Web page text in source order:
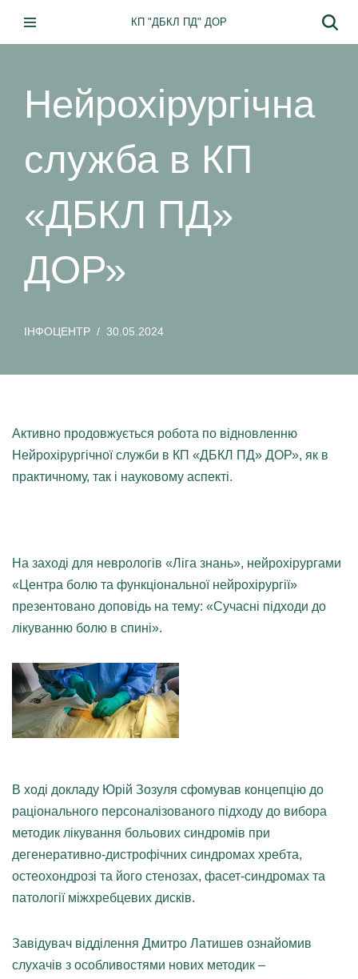
Перейти
вмісту
КП "ДБКЛ ПД" ДОР
Нейрохірургічна
служба в КП
«ДБКЛ ПД»
ДОР»
ІНФОЦЕНТР 30.05.2024
Активно продовжується робота по відновленню
Нейрохірургічної служби в КП «ДБКЛ ПД» ДОР», як в
практичному, так і науковому аспекті.
На заході для неврологів «Ліга знань», нейрохірургами
«Центра болю та функціональної нейрохірургії»
презентовано доповідь на тему: «Сучасні підходи до
лікуванню болю в спині».
В ході докладу Юрій Зозуля сфомував концепцію до
раціонального персоналізованого підходу до вибора
методик лікування больових синдромів при
дегенеративно-дистрофічних синдромах хребта,
остеохондрозі та його стенозах, фасет-синдромах та
патології міжхребцевих дисків.
Завідувач відділення Дмитро Латишев ознайомив
слухачів з особливостями нових методик –